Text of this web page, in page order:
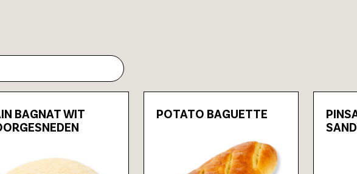
BAGNAT WIT
POTATO BAGUETTE